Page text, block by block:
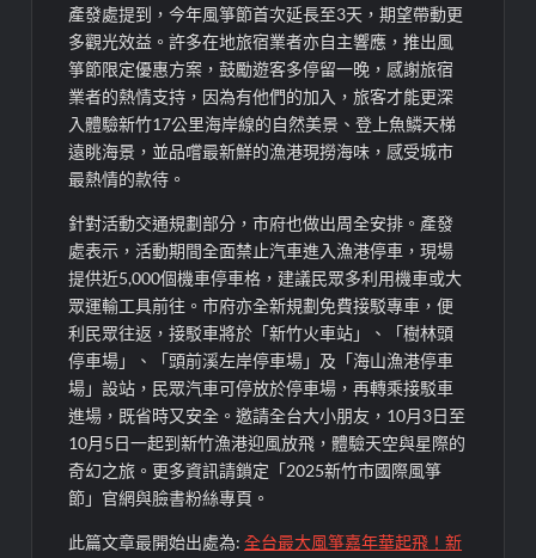
產發處提到，今年風箏節首次延長至3天，期望帶動更
多觀光效益。許多在地旅宿業者亦自主響應，推出風
箏節限定優惠方案，鼓勵遊客多停留一晚，感謝旅宿
業者的熱情支持，因為有他們的加入，旅客才能更深
入體驗新竹17公里海岸線的自然美景、登上魚鱗天梯
遠眺海景，並品嚐最新鮮的漁港現撈海味，感受城市
最熱情的款待。
針對活動交通規劃部分，市府也做出周全安排。產發
處表示，活動期間全面禁止汽車進入漁港停車，現場
提供近5,000個機車停車格，建議民眾多利用機車或大
眾運輸工具前往。市府亦全新規劃免費接駁專車，便
利民眾往返，接駁車將於「新竹火車站」、「樹林頭
停車場」、「頭前溪左岸停車場」及「海山漁港停車
場」設站，民眾汽車可停放於停車場，再轉乘接駁車
進場，既省時又安全。邀請全台大小朋友，10月3日至
10月5日一起到新竹漁港迎風放飛，體驗天空與星際的
奇幻之旅。更多資訊請鎖定「2025新竹市國際風箏
節」官網與臉書粉絲專頁。
此篇文章最開始出處為:全台最大風箏嘉年華起飛！新